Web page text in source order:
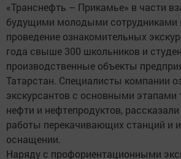
«Транснефть – Прикамье» в части
будущими молодыми сотрудниками
проведение ознакомительных
года свыше 300 школьников и
производственные объекты
Татарстан. Специалисты компании
экскурсантов с основными этапами
нефти и нефтепродуктов,
работы перекачивающих станций и
оснащении.
Наряду с профориентационными